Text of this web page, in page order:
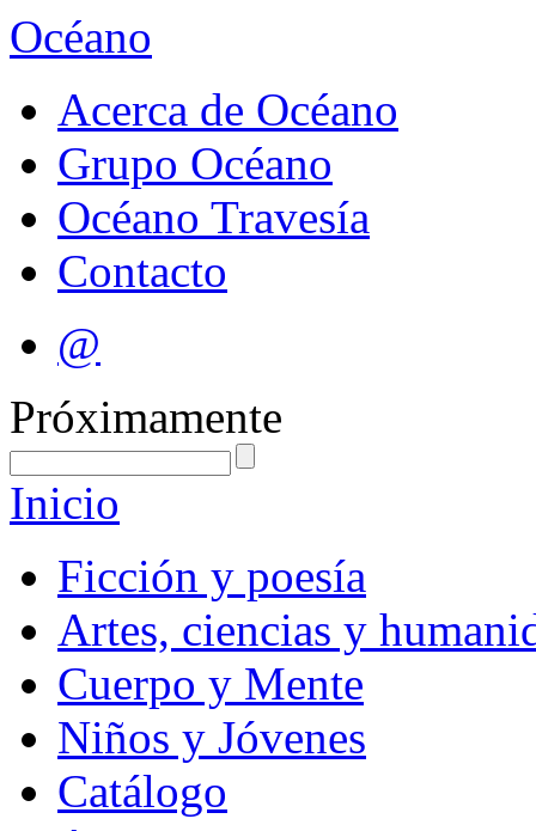
Océano
Acerca de Océano
Grupo Océano
Océano Travesía
Contacto
@
Próximamente
Inicio
Ficción y poesía
Artes, ciencias y
Cuerpo y Mente
Niños y Jóvenes
Catálogo